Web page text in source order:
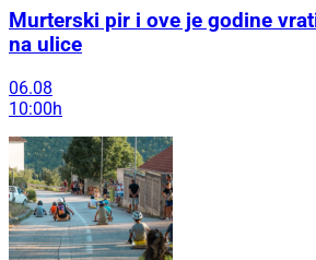
Murterski pir i ove je godine
na ulice
06.08
10:00h